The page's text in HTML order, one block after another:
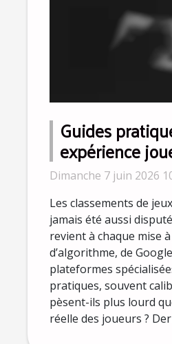
Guides
expérience
influence
classements ?
Dimanche 7 juin 2026
Les classements de
jamais été aussi
revient à chaque mise
d’algorithme, de
plateformes
pratiques, souvent
pèsent-ils plus lourd
réelle des joueurs ?